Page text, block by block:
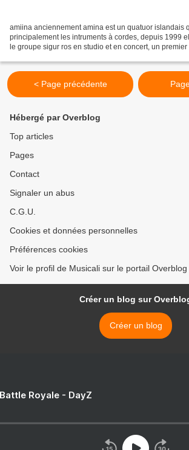
amiina anciennement amina est un quatuor islandais
principalement les intruments à cordes, depuis 1999
le groupe sigur ros en studio et en concert, un
< Page précédente
Hébergé par Overblog
Top articles
Pages
Contact
Signaler un abus
C.G.U.
Cookies et données personnelles
Préférences cookies
Voir le profil de Musicali sur le portail Overblog
Créer un blog sur
Créer un blog
Royale - DayZ